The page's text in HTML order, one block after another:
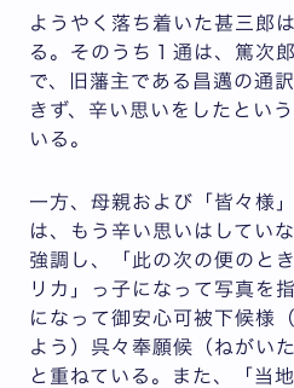
ようやく落ち着いた甚三郎
る。そのうち１通は、篤次
で、旧藩主である昌邁の通
きず、辛い思いをしたとい
いる。
一方、母親および「皆々様
は、もう辛い思いはしてい
強調し、「此の次の便のと
リカ」っ子になって写真を
になって御安心可被下候様
よう）呉々奉願候（ねがい
と重ねている。また、「当